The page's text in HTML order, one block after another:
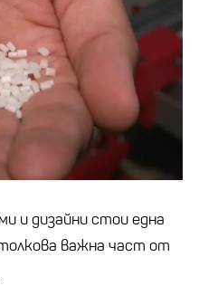
и дизайни стои една
важна част от